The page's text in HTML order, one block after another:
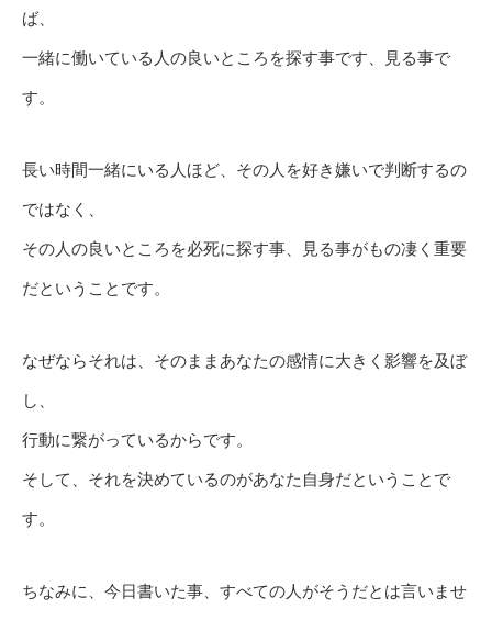
ば、
一緒に働いている人の良いところを探す事です、見る事で
す。
長い時間一緒にいる人ほど、その人を好き嫌いで判断するの
ではなく、
その人の良いところを必死に探す事、見る事がもの凄く重要
だということです。
なぜならそれは、そのままあなたの感情に大きく影響を及ぼ
し、
行動に繋がっているからです。
そして、それを決めているのがあなた自身だということで
す。
ちなみに、今日書いた事、すべての人がそうだとは言いませ